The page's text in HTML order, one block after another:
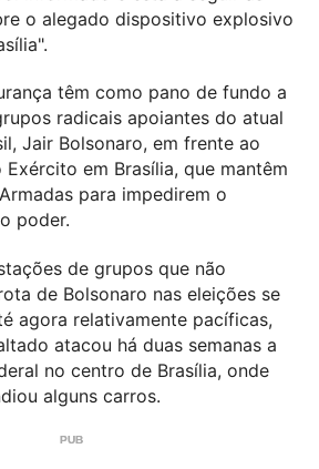
o alegado dispositivo explosivo
têm como pano de fundo a
radicais apoiantes do atual
Jair Bolsonaro, em frente ao
em Brasília, que mantêm
para impedirem o
poder.
de grupos que não
de Bolsonaro nas eleições se
agora relativamente pacíficas,
atacou há duas semanas a
no centro de Brasília, onde
alguns carros.